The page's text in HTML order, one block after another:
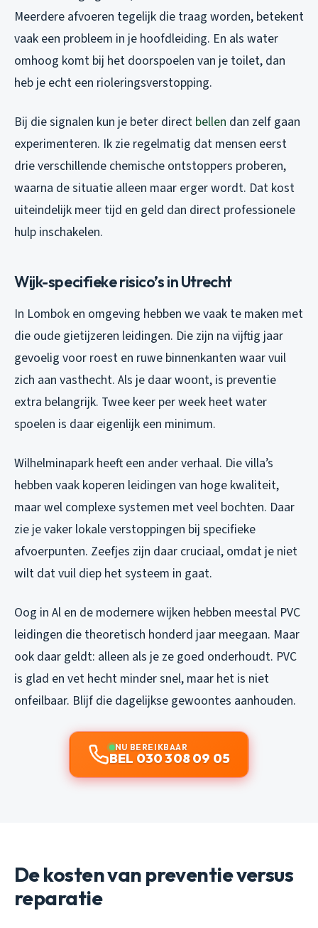
Meerdere afvoeren tegelijk die traag worden, betekent
vaak een probleem in je hoofdleiding. En als water
omhoog komt bij het doorspoelen van je toilet, dan
heb je echt een rioleringsverstopping.
Bij die signalen kun je beter direct bellen dan zelf gaan
experimenteren. Ik zie regelmatig dat mensen eerst
drie verschillende chemische ontstoppers proberen,
waarna de situatie alleen maar erger wordt. Dat kost
uiteindelijk meer tijd en geld dan direct professionele
hulp inschakelen.
Wijk-specifieke risico’s in Utrecht
In Lombok en omgeving hebben we vaak te maken met
die oude gietijzeren leidingen. Die zijn na vijftig jaar
gevoelig voor roest en ruwe binnenkanten waar vuil
zich aan vasthecht. Als je daar woont, is preventie
extra belangrijk. Twee keer per week heet water
spoelen is daar eigenlijk een minimum.
Wilhelminapark heeft een ander verhaal. Die villa’s
hebben vaak koperen leidingen van hoge kwaliteit,
maar wel complexe systemen met veel bochten. Daar
zie je vaker lokale verstoppingen bij specifieke
afvoerpunten. Zeefjes zijn daar cruciaal, omdat je niet
wilt dat vuil diep het systeem in gaat.
Oog in Al en de modernere wijken hebben meestal PVC
leidingen die theoretisch honderd jaar meegaan. Maar
ook daar geldt: alleen als je ze goed onderhoudt. PVC
is glad en vet hecht minder snel, maar het is niet
onfeilbaar. Blijf die dagelijkse gewoontes aanhouden.
NU BEREIKBAAR
BEL 030 308 09 05
De kosten van preventie versus
reparatie